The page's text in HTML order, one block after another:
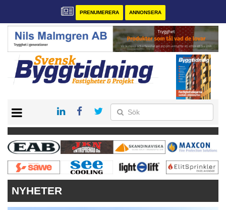
PRENUMERERA ANNONSERA
PRENUMERERA
VÅRA ANDRA MAGASIN
ANNONSERA
KONTAKT
NYHETER